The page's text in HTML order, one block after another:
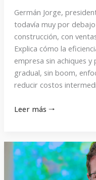
Germán Jorge,
todavía muy por
construcción, con
Explica cómo la
empresa sin achiques
gradual, sin boom,
reducir costos
Leer más 🠒
«La
preocupación
más